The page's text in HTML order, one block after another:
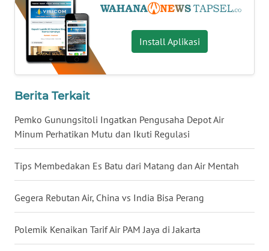
Install Aplikasi
Berita Terkait
Pemko Gunungsitoli Ingatkan Pengusaha Depot Air
Minum Perhatikan Mutu dan Ikuti Regulasi
Tips Membedakan Es Batu dari Matang dan Air Mentah
Gegera Rebutan Air, China vs India Bisa Perang
Polemik Kenaikan Tarif Air PAM Jaya di Jakarta
SULSEL
WN
GORONTALO
SULUT
WN
MALUKU
WN
MALUT
WN
DAIRI